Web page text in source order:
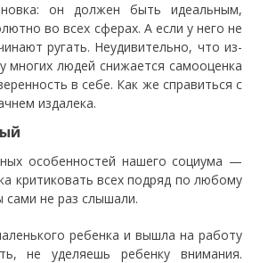
он должен быть идеальным,
во всех сферах. А если у него не
ругать. Неудивительно, что из-
многих людей снижается самооценка
в себе. Как же справиться с
издалека.
особенностей нашего социума —
критиковать всех подряд по любому
не раз слышали.
ребенка и вышла на работу
не уделяешь ребенку внимания.